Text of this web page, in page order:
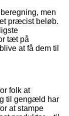
men
præcist beløb.
tæt på
at få dem til
folk at
til gengæld har
at stampe